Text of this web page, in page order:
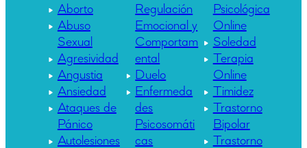
Aborto
Abuso
Sexual
Agresividad
Angustia
Ansiedad
Ataques de
Pánico
Autolesiones
Regulación
Emocional y
Comportam
ental
Duelo
Enfermeda
des
Psicosomáti
cas
Psicológica
Online
Soledad
Terapia
Online
Timidez
Trastorno
Bipolar
Trastorno